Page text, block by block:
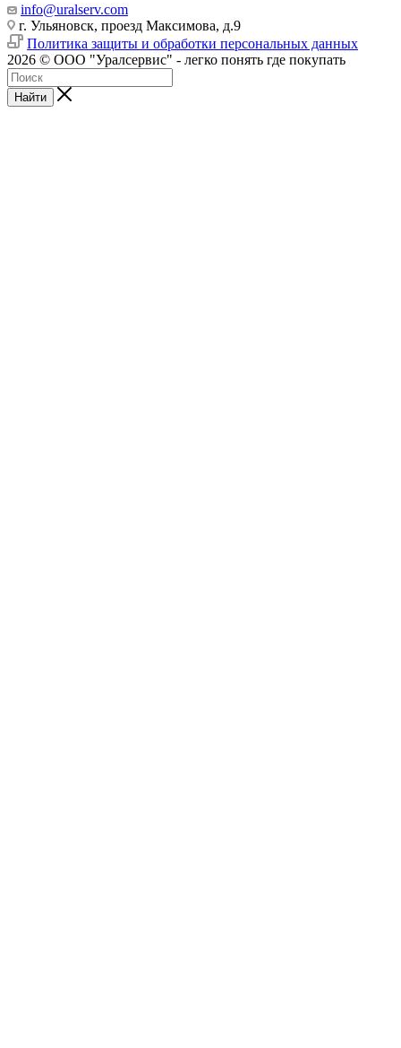
info@uralserv.com
г. Ульяновск, проезд Максимова, д.9
Политика защиты и обработки персональных данных
2026 © ООО "Уралсервис" - легко понять где покупать
Найти